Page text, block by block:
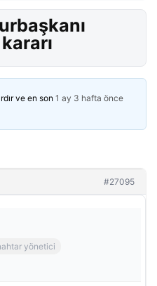
ve en son 1 ay 3 hafta önce
#27095
yönetici